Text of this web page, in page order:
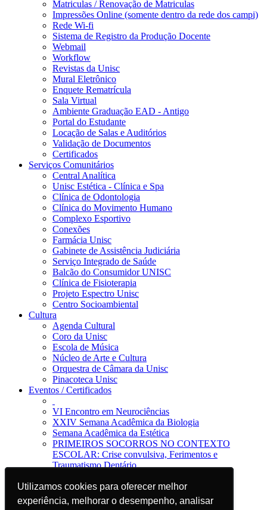
Utilizamos cookies para oferecer melhor
experiência, melhorar o desempenho, analisar
Utilizamos cookies para oferecer melhor
experiência, melhorar o desempenho, analisar
Matriculas / Renovação de Matriculas
Impressões Online (somente dentro da rede dos campi)
Rede Wi-fi
Sistema de Registro da Produção Docente
Webmail
Workflow
Revistas da Unisc
Mural Eletrônico
Enquete Rematrícula
Sala Virtual
Ambiente Graduação EAD - Antigo
Portal do Estudante
Locação de Salas e Auditórios
Validação de Documentos
Certificados
Serviços Comunitários
Central Analítica
Unisc Estética - Clínica e Spa
Clínica de Odontologia
Clínica do Movimento Humano
Complexo Esportivo
Conexões
Farmácia Unisc
Gabinete de Assistência Judiciária
Serviço Integrado de Saúde
Balcão do Consumidor UNISC
Clínica de Fisioterapia
Projeto Espectro Unisc
Centro Socioambiental
Cultura
Agenda Cultural
Coro da Unisc
Escola de Música
Núcleo de Arte e Cultura
Orquestra de Câmara da Unisc
Pinacoteca Unisc
Eventos / Certificados
VI Encontro em Neurociências
XXIV Semana Acadêmica da Biologia
Semana Acadêmica da Estética
PRIMEIROS SOCORROS NO CONTEXTO
ESCOLAR: Crise convulsiva, Ferimentos e
Traumatismo Dentário
Jornal da Unisc
Notícias